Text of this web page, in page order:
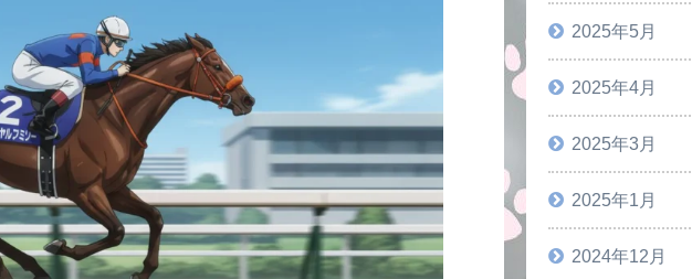
2025年5月
2025年4月
2025年3月
2025年1月
2024年12月